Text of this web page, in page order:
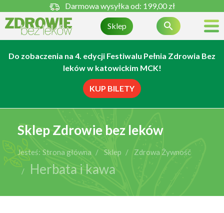
Darmowa wysyłka od: 199,00 zł
Sklep 
Do zobaczenia na 4. edycji Festiwalu Pełnia Zdrowia Bez
leków w katowickim MCK!
KUP BILETY
Sklep Zdrowie bez leków
Jesteś: Strona główna Sklep Zdrowa Żywność
Herbata i kawa